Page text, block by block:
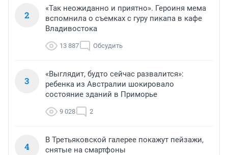
2
«Так неожиданно и приятно». Героиня мема
вспомнила о съемках с гуру пикапа в кафе
Владивостока
13 887 Обсудить
3
«Выглядит, будто сейчас развалится»:
ребенка из Австралии шокировало
состояние зданий в Приморье
9 028 2
4
В Третьяковской галерее покажут пейзажи,
снятые на смартфоны